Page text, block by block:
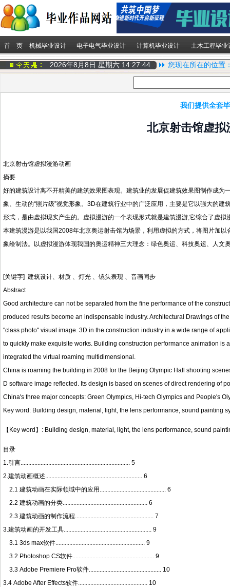
首 页 机械毕业设计 电子电气毕业设计 计算机毕业设计 土木工程毕业
2026年8月8日 星期六 14:27:44 您现在所在的位置
我们提供全套
北京射击馆虚拟
北京射击馆虚拟漫游动画
摘要
好的建筑设计离不开精美的建筑效果图表现。建筑业的发展促建筑效果图制作成
象、生动的“照片级”视觉形象。3D在建筑行业中的广泛应用，主要是它以强大的
形式，是由虚拟现实产生的。虚拟漫游的一个表现形式就是建筑漫游,它综合了虚拟
本建筑漫游是以我国2008年北京奥运射击馆为场景，利用虚拟的方式，将图片加
象绘制法。以虚拟漫游体现我国的奥运精神三大理念：绿色奥运、科技奥运、人文
[关键字] 建筑设计、材质 、灯光 、镜头表现 、音画同步
Abstract
Good architecture can not be separated from the fine performance of the
produced results become an indispensable industry. Architectural Drawings of
"class photo" visual image. 3D in the construction industry in a wide range of
to quickly make exquisite works. Building construction performance animation is
integrated the virtual roaming multidimensional.
China is roaming the building in 2008 for the Beijing Olympic Hall shooting
D software image reflected. Its design is based on scenes of direct rendering of
China's three major concepts: Green Olympics, Hi-tech Olympics and People's
Key word: Building design, material, light, the lens performance, sound painting
【Key word】: Building design, material, light, the lens performance, sound
目录
1.引言....................................................................... 5
2.建筑动画概述............................................................... 6
2.1 建筑动画在实际领域中的应用........................................... 6
2.2 建筑动画的分类....................................................... 6
2.3 建筑动画的制作流程................................................... 7
3.建筑动画的开发工具......................................................... 9
3.1 3ds max软件.......................................................... 9
3.2 Photoshop CS软件..................................................... 9
3.3 Adobe Premiere Pro软件............................................... 10
3.4 Adobe After Effects软件............................................. 10